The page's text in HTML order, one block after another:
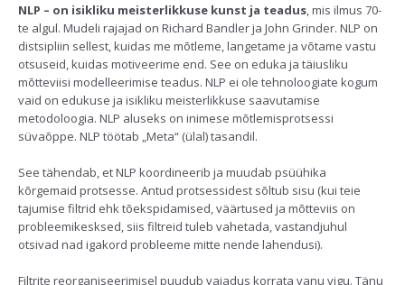
NLP – on isikliku meisterlikkuse kunst ja teadus, mis ilmus 70-
te algul. Mudeli rajajad on Richard Bandler ja John Grinder. NLP on
distsipliin sellest, kuidas me mõtleme, langetame ja võtame vastu
otsuseid, kuidas motiveerime end. See on eduka ja täiusliku
mõtteviisi modelleerimise teadus. NLP ei ole tehnoloogiate kogum
vaid on edukuse ja isikliku meisterlikkuse saavutamise
metodoloogia. NLP aluseks on inimese mõtlemisprotsessi
süvaõppe. NLP töötab „Meta“ (ülal) tasandil.
See tähendab, et NLP koordineerib ja muudab psüühika
kõrgemaid protsesse. Antud protsessidest sõltub sisu (kui teie
tajumise filtrid ehk tõekspidamised, väärtused ja mõtteviis on
probleemikesksed, siis filtreid tuleb vahetada, vastandjuhul
otsivad nad igakord probleeme mitte nende lahendusi).
Filtrite reorganiseerimisel puudub vajadus korrata vanu vigu. Tänu